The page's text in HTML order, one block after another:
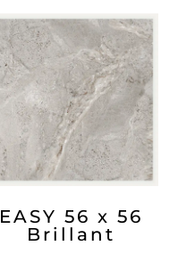
EASY 56 x 56
Brillant